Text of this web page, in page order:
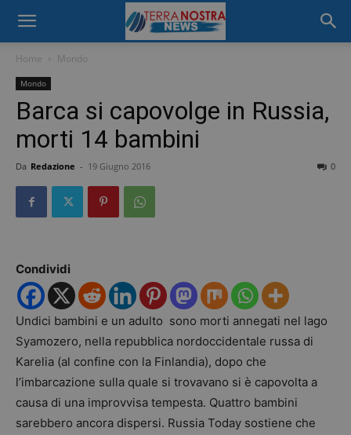
Home Mondo
Mondo
Barca si capovolge in Russia,
morti 14 bambini
Da Redazione - 19 Giugno 2016 0
Condividi
Undici bambini e un adulto sono morti annegati nel lago
Syamozero, nella repubblica nordoccidentale russa di
Karelia (al confine con la Finlandia), dopo che
l’imbarcazione sulla quale si trovavano si è capovolta a
causa di una improvvisa tempesta. Quattro bambini
sarebbero ancora dispersi. Russia Today sostiene che